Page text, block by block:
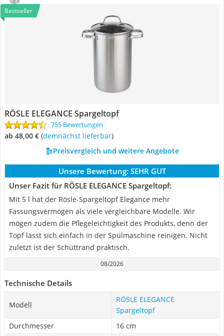
Bestseller
RÖSLE ELEGANCE Spargeltopf
755 Bewertungen
ab 48,00 € ( Demnächst lieferbar)
Preisvergleich und weitere Angebote
Unsere Bewertung: SEHR GUT
Unser Fazit für RÖSLE ELEGANCE Spargeltopf:
Mit 5 l hat der Rösle-Spargeltopf Elegance mehr
Fassungsvermögen als viele vergleichbare Modelle. Wir
mögen zudem die Pflegeleichtigkeit des Produkts, denn der
Topf lässt sich einfach in der Spülmaschine reinigen. Nicht
zuletzt ist der Schüttrand praktisch.
08/2026
Technische Details
Modell
RÖSLE ELEGANCE
Spargeltopf
Durchmesser
16 cm